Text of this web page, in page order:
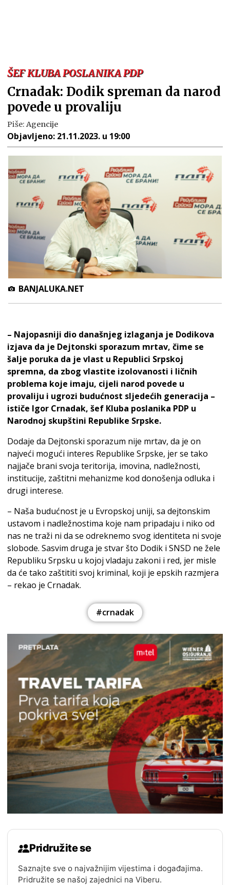
ŠEF KLUBA POSLANIKA PDP
Crnadak: Dodik spreman da narod
povede u provaliju
Piše: Agencije
Objavljeno: 21.11.2023. u 19:00
BANJALUKA.NET
– Najopasniji dio današnjeg izlaganja je Dodikova
izjava da je Dejtonski sporazum mrtav, čime se
šalje poruka da je vlast u Republici Srpskoj
spremna, da zbog vlastite izolovanosti i ličnih
problema koje imaju, cijeli narod povede u
provaliju i ugrozi budućnost sljedećih generacija –
ističe Igor Crnadak, šef Кluba poslanika PDP u
Narodnoj skupštini Republike Srpske.
Dodaje da Dejtonski sporazum nije mrtav, da je on
najveći mogući interes Republike Srpske, jer se tako
najjače brani svoja teritorija, imovina, nadležnosti,
institucije, zaštitni mehanizme kod donošenja odluka i
drugi interese.
– Naša budućnost je u Evropskoj uniji, sa dejtonskim
ustavom i nadležnostima koje nam pripadaju i niko od
nas ne traži ni da se odreknemo svog identiteta ni svoje
slobode. Sasvim druga je stvar što Dodik i SNSD ne žele
Republiku Srpsku u kojoj vladaju zakoni i red, jer misle
da će tako zaštititi svoj kriminal, koji je epskih razmjera
– rekao je Crnadak.
#crnadak
Pridružite se
Saznajte sve o najvažnijim vijestima i događajima.
Pridružite se našoj zajednici na Viberu.